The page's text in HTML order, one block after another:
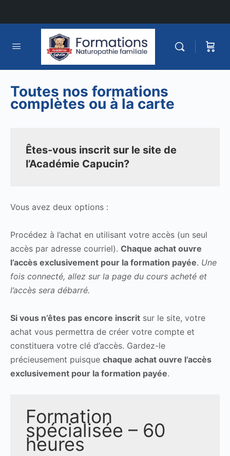
Toutes nos formations
complètes ou à la carte
Êtes-vous inscrit sur le site de
l’Académie Capucin?
Vous avez deux options :
Procédez à l’achat en utilisant votre accès (un seul
accès par adresse courriel). Chaque achat ouvre
l’accès exclusivement pour la formation payée. Une
fois connecté, allez sur la page du cours acheté et
l’accès sera débarré.
Si vous n’êtes pas encore inscrit sur le site, votre
achat vous permettra de créer votre compte et
constituera votre clé d’accès. Gardez-le
précieusement puisque chaque achat ouvre l’accès
exclusivement pour la formation payée.
Formation
spécialisée – 60
heures